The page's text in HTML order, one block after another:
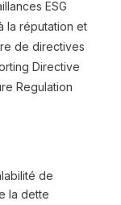
ESG
la réputation et
de directives
Directive
Regulation
de
la dette